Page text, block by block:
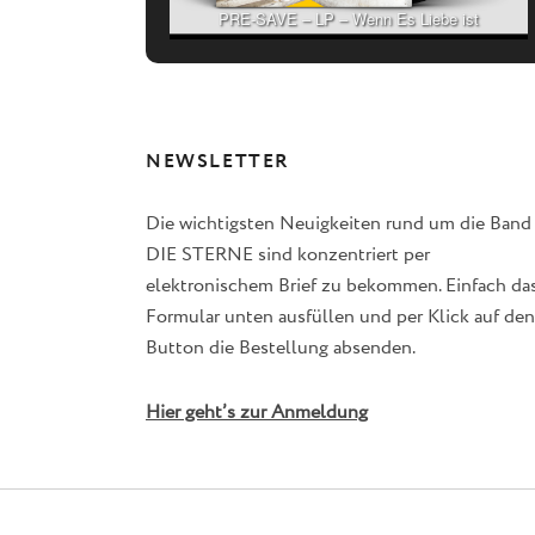
PRE-SAVE – LP – Wenn Es Liebe ist
NEWSLETTER
Die wichtigsten Neuigkeiten rund um die Band
DIE STERNE sind konzentriert per
elektronischem Brief zu bekommen. Einfach
Formular unten ausfüllen und per Klick auf den
Button die Bestellung absenden.
Hier geht’s zur Anmeldung